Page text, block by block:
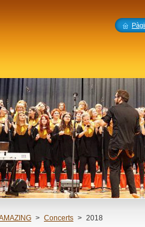
> Concerts > 2018